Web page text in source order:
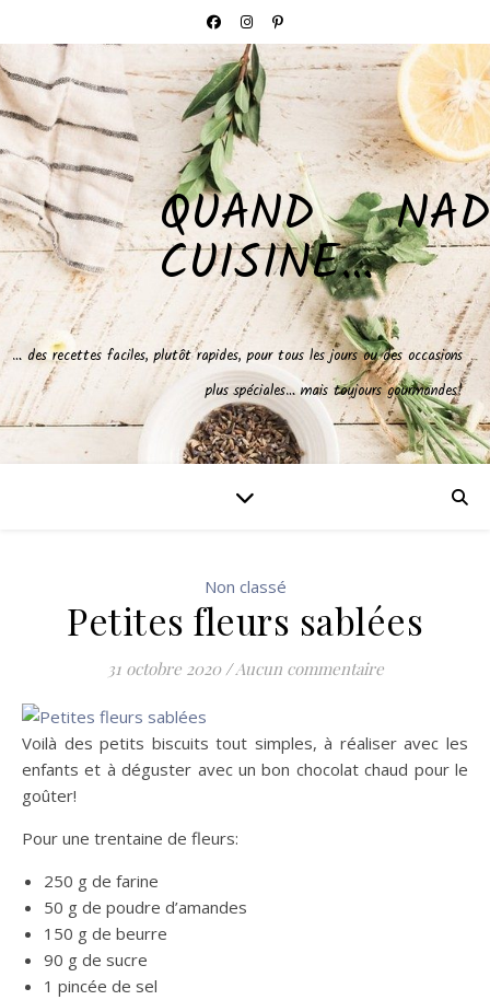
QUAND NAD
CUISINE…
… des recettes faciles, plutôt rapides, pour tous les jours ou des occasions
plus spéciales… mais toujours gourmandes!
Non classé
Petites fleurs sablées
31 octobre 2020 /Aucun commentaire
Voilà des petits biscuits tout simples, à réaliser avec les
enfants et à déguster avec un bon chocolat chaud pour le
goûter!
Pour une trentaine de fleurs:
250 g de farine
50 g de poudre d’amandes
150 g de beurre
90 g de sucre
1 pincée de sel